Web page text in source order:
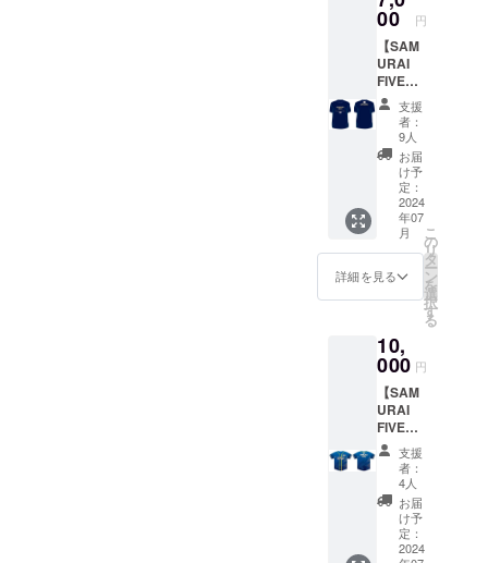
場合
は、口
数を増
加して
いただ
けれ
ば、口
数分の
フリー
ペー
パーを
お送り
いたし
ます。
また、
希望者
パーに
氏名や
ニック
ネーム
を掲載
いたし
ます。
備考欄
に表記
希望名
（氏名
もしく
はニッ
送りし
ます。
※在庫状
況の
よって
一部仕
様、色
が変更
となる
可能性
があり
ます。
※消費
税・送
料込み
の金額
00 円
【SAM
URAI
FIVE応
援Tシャ
ツコー
（10,00
0円）】
作成予
定の非
売品の
応援用
オリジ
ナルデ
ザイン
ドライ
をお送
りいた
します
サイズ
展開：
SS.S.M.
L.LL.3L.
4L.5L.6
L.7L (※
その他
のサイ
ズをご
希望の
支援
者：
9人
お届
け予
定：
2024
年07
月
詳細を見る
こ
の
リ
タ
ー
ン
を
選
択
す
る
10,
000 円
【SAM
URAI
FIVE
ベース
ボール
シャ
ツ
10,000
円コー
ス】
支援
者：
4人
お届
け予
定：
2024